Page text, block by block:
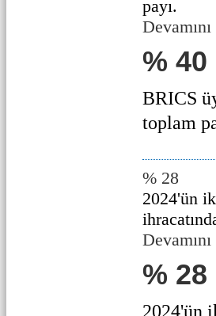
payı.
% 40
BRICS
toplam
% 28
2024'ün
% 28
2024'ün